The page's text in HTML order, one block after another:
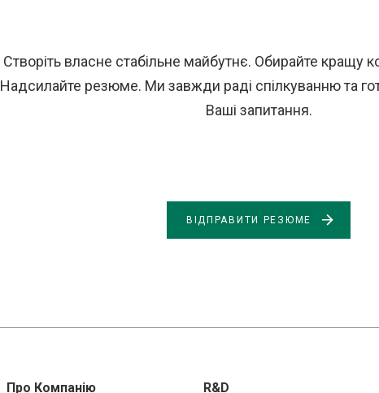
Створіть власне стабільне майбутнє. Обирайте кращу
Надсилайте резюме. Ми завжди раді спілкуванню та
Ваші запитання.
ВІДПРАВИТИ РЕЗЮМЕ
Про Компанію R&D